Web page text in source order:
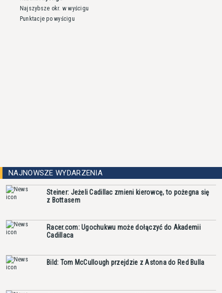
Najszybsze okr. w wyścigu
Punktacje po wyścigu
NAJNOWSZE WYDARZENIA
Steiner: Jeżeli Cadillac zmieni kierowcę, to pożegna się
z Bottasem
Racer.com: Ugochukwu może dołączyć do Akademii
Cadillaca
Bild: Tom McCullough przejdzie z Astona do Red Bulla